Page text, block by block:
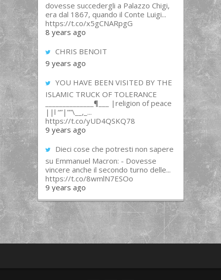
dovesse succedergli a Palazzo Chigi,
era dal 1867, quando il Conte Luigi...
https://t.co/x5gCNARpgG
8 years ago
CHRIS BENOIT
9 years ago
YOU HAVE BEEN VISITED BY THE
ISLAMIC TRUCK OF TOLERANCE
______________¶___ |religion of peace
||l “”|””\__,_...
https://t.co/yUD4QSKQ78
9 years ago
Dieci cose che potresti non sapere
su Emmanuel Macron: - Dovesse
vincere anche il secondo turno delle...
https://t.co/8wmlN7ESOo
9 years ago